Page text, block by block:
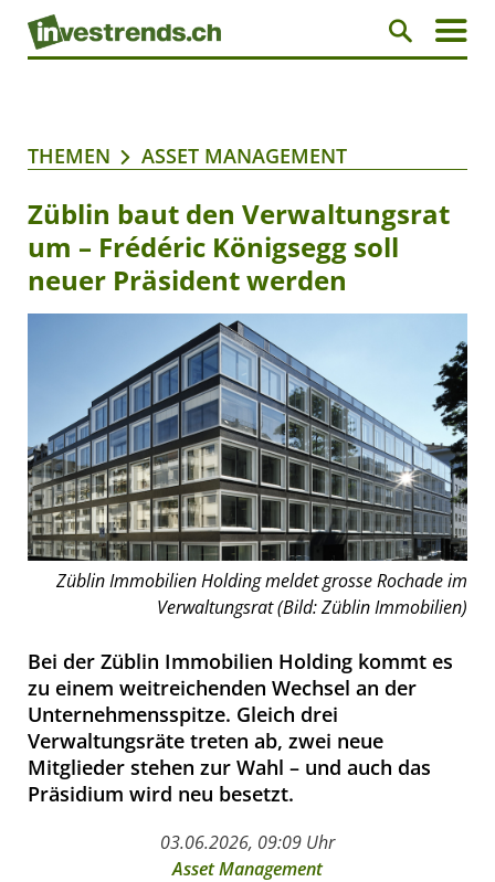
THEMEN ASSET MANAGEMENT
Züblin baut den Verwaltungsrat
um – Frédéric Königsegg soll
neuer Präsident werden
Züblin Immobilien Holding meldet grosse Rochade im
Verwaltungsrat (Bild: Züblin Immobilien)
Bei der Züblin Immobilien Holding kommt es
zu einem weitreichenden Wechsel an der
Unternehmensspitze. Gleich drei
Verwaltungsräte treten ab, zwei neue
Mitglieder stehen zur Wahl – und auch das
Präsidium wird neu besetzt.
03.06.2026, 09:09 Uhr
Asset Management